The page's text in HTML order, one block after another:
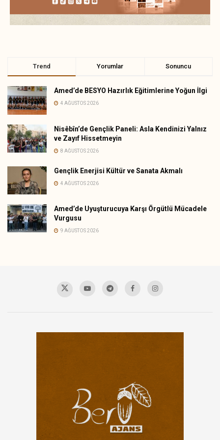
Trend Yorumlar Sonuncu
Amed’de BESYO Hazırlık Eğitimlerine Yoğun İlgi
4 AĞUSTOS 2026
Nisêbîn’de Gençlik Paneli: Asla Kendinizi Yalnız
ve Zayıf Hissetmeyin
8 AĞUSTOS 2026
Gençlik Enerjisi Kültür ve Sanata Akmalı
4 AĞUSTOS 2026
Amed’de Uyuşturucuya Karşı Örgütlü Mücadele
Vurgusu
9 AĞUSTOS 2026